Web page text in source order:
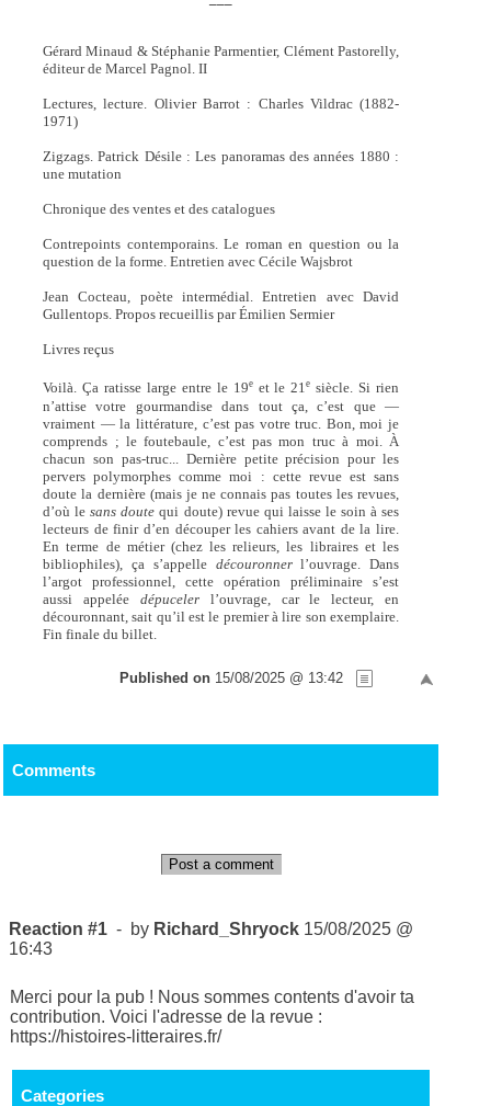
Gérard Minaud & Stéphanie Parmentier, Clément Pastorelly,
éditeur de Marcel Pagnol. II
Lectures, lecture. Olivier Barrot : Charles Vildrac (1882-
1971)
Zigzags. Patrick Désile : Les panoramas des années 1880 :
une mutation
Chronique des ventes et des catalogues
Contrepoints contemporains. Le roman en question ou la
question de la forme. Entretien avec Cécile Wajsbrot
Jean Cocteau, poète intermédial. Entretien avec David
Gullentops. Propos recueillis par Émilien Sermier
Livres reçus
Voilà. Ça ratisse large entre le 19eet le 21e siècle. Si rien
n’attise votre gourmandise dans tout ça, c’est que —
vraiment — la littérature, c’est pas votre truc. Bon, moi je
comprends ; le foutebaule, c’est pas mon truc à moi. À
chacun son pas-truc... Dernière petite précision pour les
pervers polymorphes comme moi : cette revue est sans
doute la dernière (mais je ne connais pas toutes les revues,
d’où lesans doute qui doute) revue qui laisse le soin à ses
lecteurs de finir d’en découper les cahiers avant de la lire.
En terme de métier (chez les relieurs, les libraires et les
bibliophiles), ça s’appelle découronnerl’ouvrage. Dans
l’argot professionnel, cette opération préliminaire s’est
aussi appelée dépucelerl’ouvrage, car le lecteur, en
découronnant, sait qu’il est le premier à lire son exemplaire.
Fin finale du billet.
Published on 15/08/2025 @ 13:42
Comments
Post a comment
Reaction #1 - by Richard_Shryock 15/08/2025 @
16:43
Merci pour la pub ! Nous sommes contents d'avoir ta
contribution. Voici l'adresse de la revue :
https://histoires-litteraires.fr/
Categories